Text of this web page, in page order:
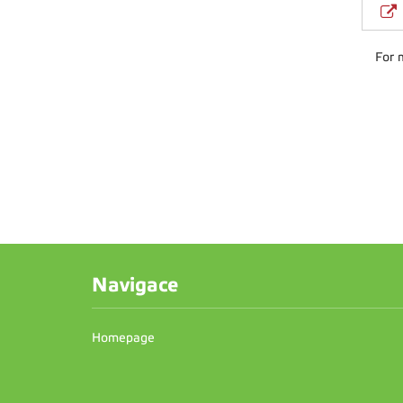
For
Navigace
Homepage